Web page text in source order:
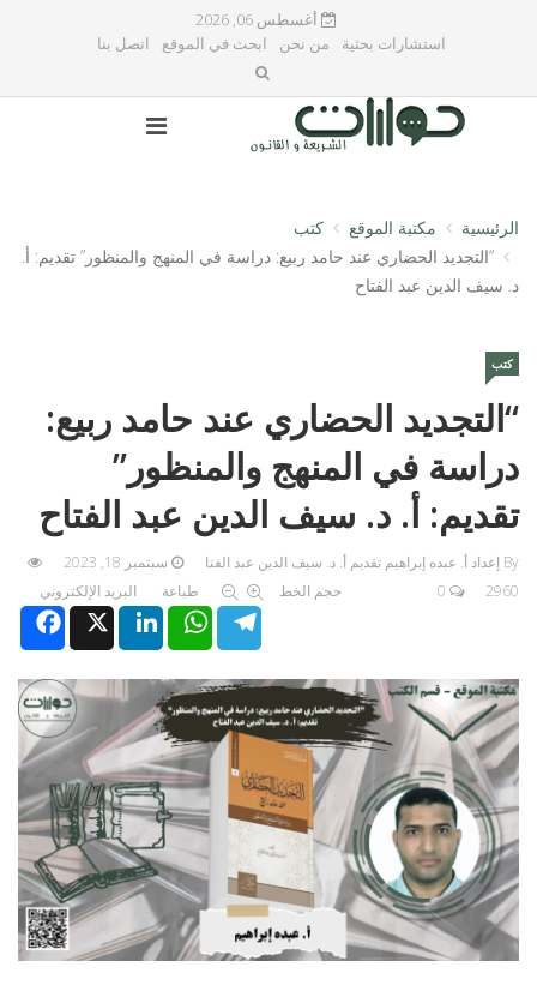
أغسطس 06, 2026
استشارات بحثية
من نحن ابحث في الموقع اتصل بنا
الرئيسية مكتبة الموقع
كتب
“التجديد الحضاري عند حامد ربيع: دراسة في المنهج والمنظور” تقديم: أ.
د. سيف الدين عبد الفتاح
كتب
“التجديد الحضاري عند حامد ربيع:
دراسة في المنهج والمنظور”
تقديم: أ. د. سيف الدين عبد الفتاح
By إعداد أ. عبده إبراهيم تقديم أ. د. سيف الدين عبد الفتا
سبتمبر 18, 2023
2960
0 حجم الخط طباعة
البريد الإلكتروني
XLinkedInWhatsAppTelegram